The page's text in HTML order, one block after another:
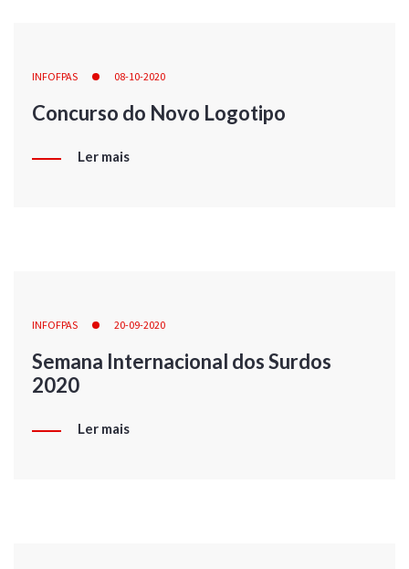
INFOFPAS 08-10-2020
Concurso do Novo Logotipo
Ler mais
INFOFPAS 20-09-2020
Semana Internacional dos Surdos
2020
Ler mais